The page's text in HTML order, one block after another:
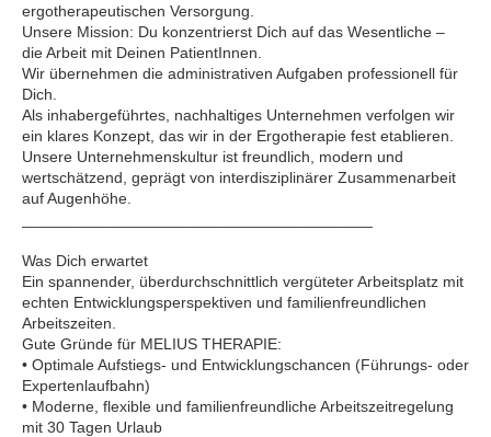
ergotherapeutischen Versorgung.
Unsere Mission: Du konzentrierst Dich auf das Wesentliche –
die Arbeit mit Deinen PatientInnen.
Wir übernehmen die administrativen Aufgaben professionell für
Dich.
Als inhabergeführtes, nachhaltiges Unternehmen verfolgen wir
ein klares Konzept, das wir in der Ergotherapie fest etablieren.
Unsere Unternehmenskultur ist freundlich, modern und
wertschätzend, geprägt von interdisziplinärer Zusammenarbeit
auf Augenhöhe.
Was Dich erwartet
Ein spannender, überdurchschnittlich vergüteter Arbeitsplatz mit
echten Entwicklungsperspektiven und familienfreundlichen
Arbeitszeiten.
Gute Gründe für MELIUS THERAPIE:
• Optimale Aufstiegs- und Entwicklungschancen (Führungs- oder
Expertenlaufbahn)
• Moderne, flexible und familienfreundliche Arbeitszeitregelung
mit 30 Tagen Urlaub